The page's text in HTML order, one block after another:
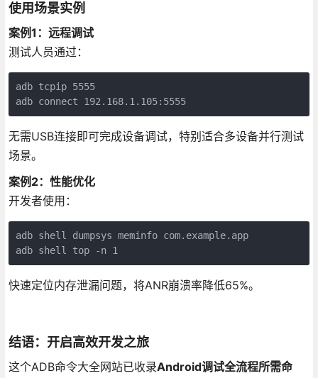
使用场景实例
案例1：远程调试
测试人员通过：
adb tcpip 5555
adb connect 192.168.1.105:5555
无需USB连接即可完成设备调试，特别适合多设备并行测试
场景。
案例2：性能优化
开发者使用：
adb shell dumpsys meminfo com.example.app
adb shell top -n 1
快速定位内存泄漏问题，将ANR崩溃率降低65%。
结语：开启高效开发之旅
这个ADB命令大全网站已收录Android调试全流程所需命